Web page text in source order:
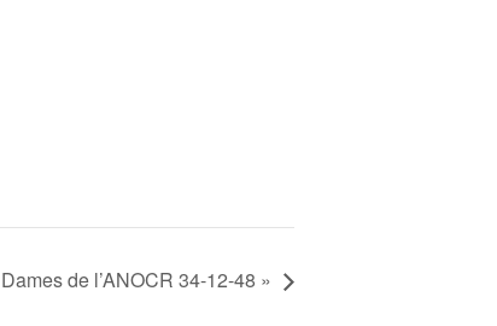
de l’ANOCR 34-12-48 »